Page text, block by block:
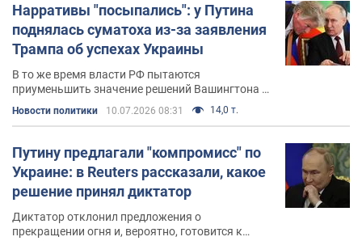
Пресс-секретарь Путина был женат трижды. Текущая
жена Дмитрия Пескова – Татьяна Навка, белорусская
и российская фигуристка. От предыдущих браков у
Пескова четверо детей – три сына и дочь.
Нарративы "посыпались": у Путина
поднялась суматоха из-за заявления
Трампа об успехах Украины
В то же время власти РФ пытаются
приуменьшить значение решений Вашингтона о
Новости политики 10.07.2026 08:31 14,0 т.
Путину предлагали "компромисс" по
Украине: в Reuters рассказали, какое
решение принял диктатор
Диктатор отклонил предложения о
прекращении огня и, вероятно, готовится к